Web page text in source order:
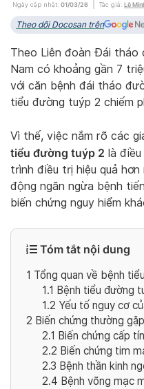
Ngày cập nhật: 01/03/26 Tác giả: Lê
Theo dõi Docosan trên
Theo Liên đoàn Đái tháo
Nam có khoảng gần 7
với căn bệnh đái tháo
tiểu đường tuýp 2 chiếm
Vì thế, việc nắm rõ các
tiểu đường tuýp 2 là
trình điều trị hiệu quả
động ngăn ngừa bệnh
biến chứng nguy hiểm
Tóm tắt nội dung
1 Tổng quan về bệnh
1.1 Bệnh tiểu đường
1.2 Yếu tố nguy cơ
2 Biến chứng thường
2.1 Biến chứng cấp
2.2 Biến chứng tim
2.3 Bệnh thần kinh
2.4 Bệnh võng mạc